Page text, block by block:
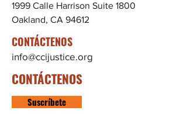
1999 Calle Harrison Suite 1800
Oakland, CA 94612
CONTÁCTENOS
info@ccijustice.org
CONTÁCTENOS
Suscríbete